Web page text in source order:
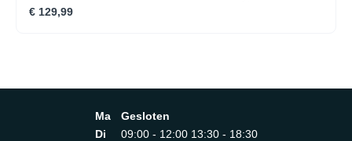
mes, Glad mesSecundaire kleur: Turquoise - Teal -
AppelblauwzeegroenGEBRUIKSGEMAKDikteregeling: 0 -
€ 129,99
Ma
Gesloten
Di
09:00 - 12:00 13:30 - 18:30